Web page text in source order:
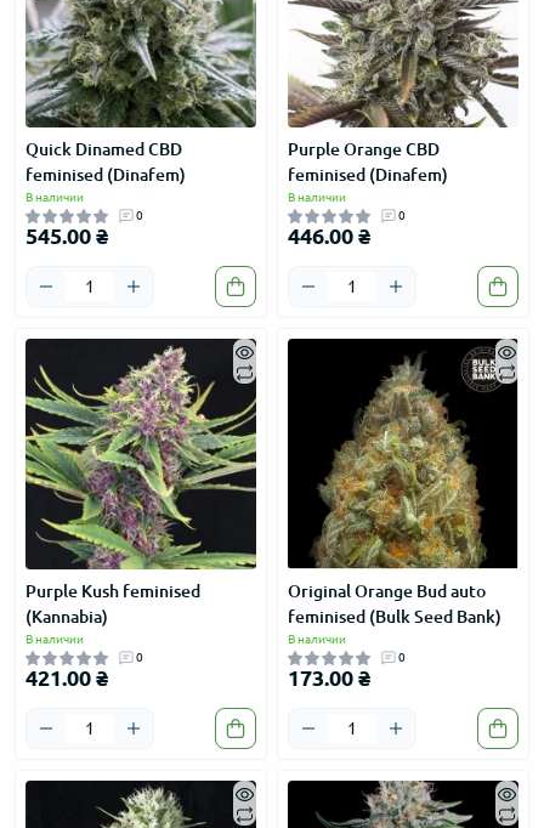
Quick Dinamed CBD
feminised (Dinafem)
В наличии
0
545.00 ₴
Purple Orange CBD
feminised (Dinafem)
В наличии
0
446.00 ₴
Purple Kush feminised
(Kannabia)
В наличии
0
421.00 ₴
Original Orange Bud auto
feminised (Bulk Seed Bank)
В наличии
0
173.00 ₴